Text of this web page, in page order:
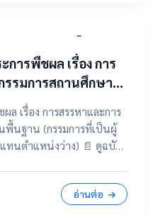
31 มีนาคม 2569
การพืชผล เรื่อง การ
รรมการสถานศึกษา
ผู้แทนองค์กร
แหน่งว่าง)
ล เรื่อง การสรรหาและการ
พื้นฐาน (กรรมการที่เป็นผู้
หน่งว่าง) 📄 ดูฉบับ
อ่านต่อ